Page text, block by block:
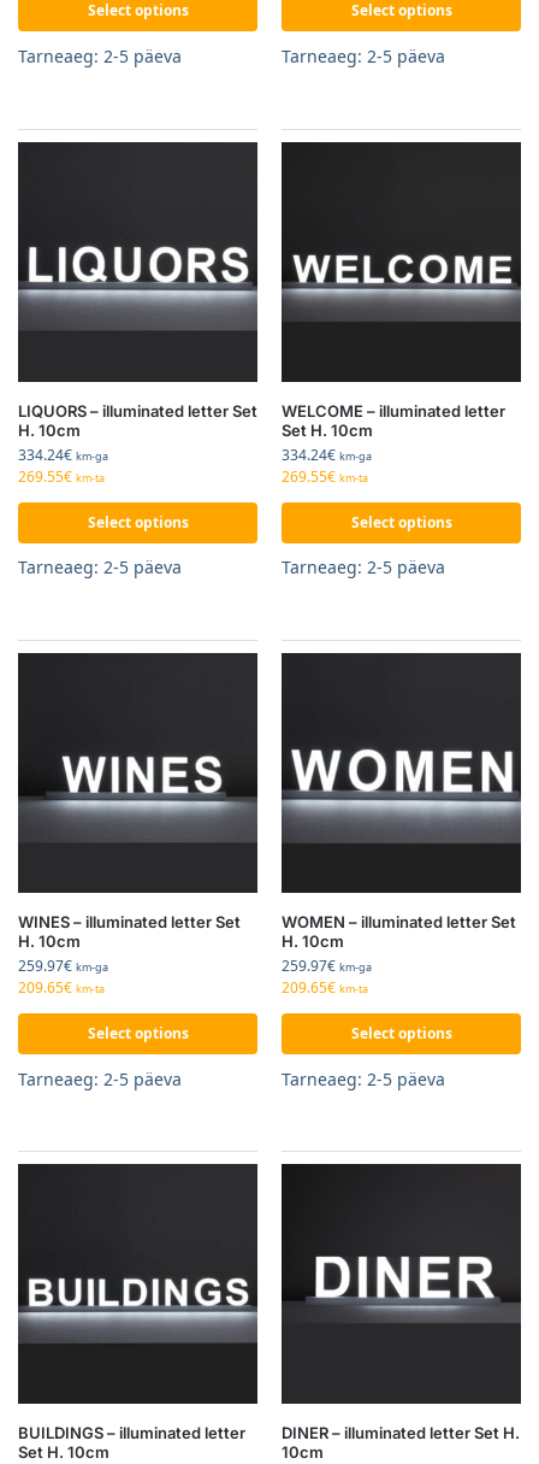
Select options
Tarneaeg: 2-5 päeva
Select options
Tarneaeg: 2-5 päeva
LIQUORS – illuminated letter Set
H. 10cm
334.24€ km-ga
269.55€ km-ta
Select options
Tarneaeg: 2-5 päeva
WELCOME – illuminated letter
Set H. 10cm
334.24€ km-ga
269.55€ km-ta
Select options
Tarneaeg: 2-5 päeva
WINES – illuminated letter Set
H. 10cm
259.97€ km-ga
209.65€ km-ta
Select options
Tarneaeg: 2-5 päeva
WOMEN – illuminated letter Set
H. 10cm
259.97€ km-ga
209.65€ km-ta
Select options
Tarneaeg: 2-5 päeva
BUILDINGS – illuminated letter
Set H. 10cm
DINER – illuminated letter Set H.
10cm